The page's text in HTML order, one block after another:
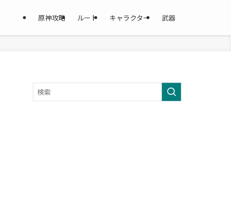
原神攻略 ルート キャラクター 武器